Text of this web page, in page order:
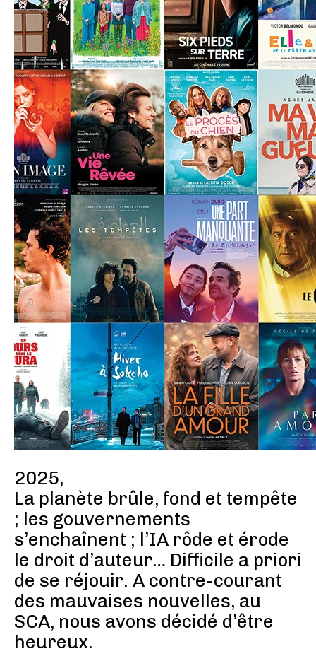
2025,
La planète brûle, fond et tempête
; les gouvernements
s’enchaînent ; l’IA rôde et érode
le droit d’auteur… Difficile a priori
de se réjouir. A contre-courant
des mauvaises nouvelles, au
SCA, nous avons décidé d’être
heureux.